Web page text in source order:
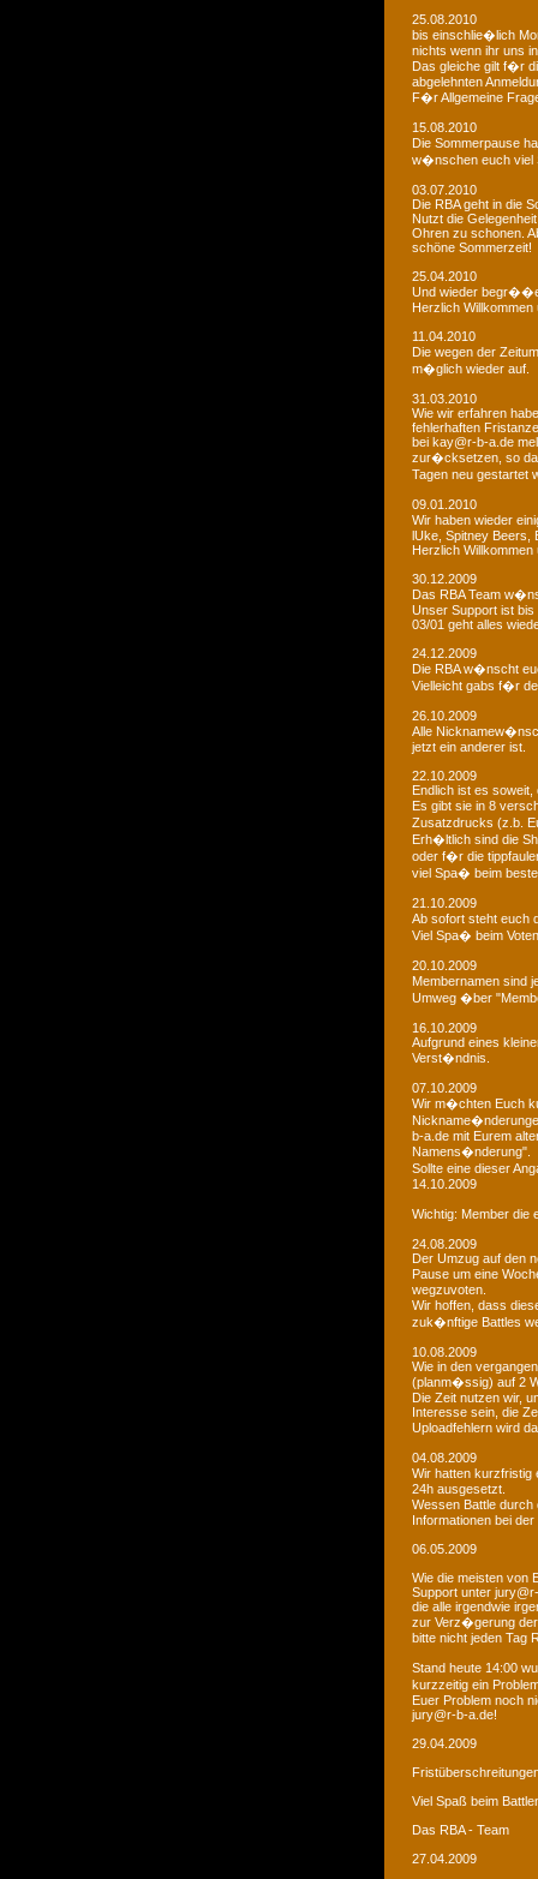
25.08.2010
bis einschlie�lich
nichts wenn ihr uns
Das gleiche gilt f�r
abgelehnten
F�r Allgemeine
15.08.2010
Die Sommerpause
w�nschen euch viel
03.07.2010
Die RBA geht in die
Nutzt die
Ohren zu schonen.
schöne Sommerzeit!
25.04.2010
Und wieder
Herzlich Willkommen
11.04.2010
Die wegen der
m�glich wieder auf.
31.03.2010
Wie wir erfahren
fehlerhaften
bei kay@r-b-a.de
zur�cksetzen, so
Tagen neu gestartet
09.01.2010
Wir haben wieder
lUke, Spitney Beers,
Herzlich Willkommen
30.12.2009
Das RBA Team
Unser Support ist bis
03/01 geht alles
24.12.2009
Die RBA w�nscht
Vielleicht gabs f�r
26.10.2009
Alle
jetzt ein anderer ist.
22.10.2009
Endlich ist es soweit,
Es gibt sie in 8
Zusatzdrucks (z.b.
Erh�ltlich sind die
oder f�r die
viel Spa� beim
21.10.2009
Ab sofort steht euch
Viel Spa� beim
20.10.2009
Membernamen sind
Umweg �ber
16.10.2009
Aufgrund eines
Verst�ndnis.
07.10.2009
Wir m�chten Euch
b-a.de mit Eurem
Namens�nderung".
Sollte eine dieser
14.10.2009
Wichtig: Member die
24.08.2009
Der Umzug auf den
Pause um eine
wegzuvoten.
Wir hoffen, dass
zuk�nftige Battles
10.08.2009
Wie in den
(planm�ssig) auf 2
Die Zeit nutzen wir,
Interesse sein, die
Uploadfehlern wird
04.08.2009
Wir hatten kurzfristig
24h ausgesetzt.
Wessen Battle
Informationen bei
06.05.2009
Wie die meisten von
Support unter
die alle irgendwie
zur Verz�gerung der
bitte nicht jeden Tag
Stand heute 14:00
kurzzeitig ein
Euer Problem noch
jury@r-b-a.de!
29.04.2009
Viel Spaß beim
Das RBA - Team
27.04.2009